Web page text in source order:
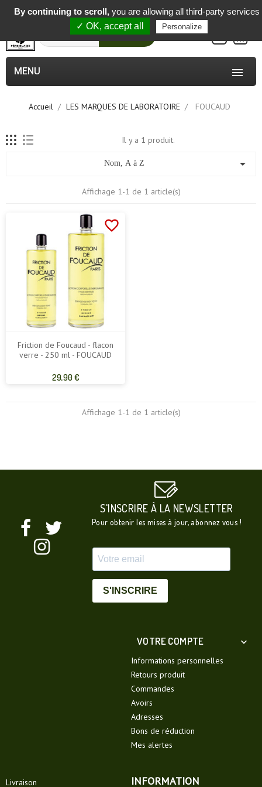
-
Rechercher

MENU
Accueil LES MARQUES DE LABORATOIRE FOUCAUD
Il y a 1 produit.
Nom, A à Z 
Affichage 1-1 de 1 article(s)
favorite_border
Friction de Foucaud - flacon
verre - 250 ml - FOUCAUD
Prix
29,90 €
Affichage 1-1 de 1 article(s)
S'INSCRIRE À LA NEWSLETTER
Pour obtenir les mises à jour, abonnez vous !
S'INSCRIRE
VOTRE COMPTE 
Informations personnelles
Retours produit
Commandes
Avoirs
Adresses
Bons de réduction
Mes alertes
Livraison INFORMATION
By continuing to scroll, you are allowing all third-party services
✓ OK, accept all
Personalize